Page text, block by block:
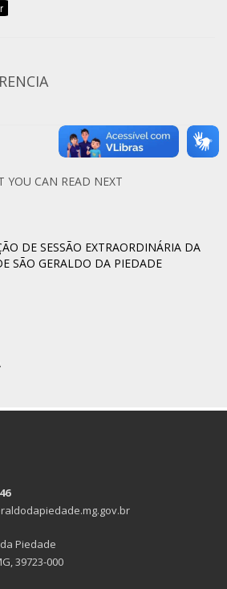
YOU CAN READ NEXT
DE SESSÃO EXTRAORDINÁRIA DA
SÃO GERALDO DA PIEDADE
Piedade
39723-000